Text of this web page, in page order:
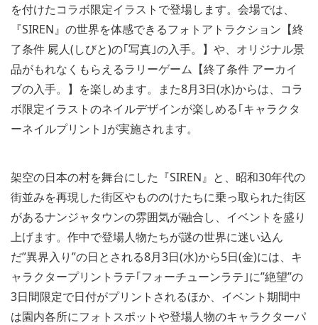
を付けたコラボ限定イラストで登場します。会場では、
『SIREN』の世界を体感できるフォトアトラクション【終
了条件 屍人(しびと)の｢写真｣の入手。】や、オリジナル景
品がもれなくもらえるラリーゲーム【終了条件 アーカイ
ブの入手。】を楽しめます。また8月3日(水)からは、コラ
ボ限定イラストのネイルデザインが楽しめる｢キャラクタ
ーネイルプリント｣が実施されます。
架空の日本の村を舞台にした『SIREN』と、昭和30年代の
街並みを再現した街区やもののけたちに乗っ取られた街区
があるナンジャタウンの雰囲気が融合し、イベントを盛り
上げます。作中で登場人物たちが謎の世界に迷い込ん
だ”異界入り”の日とされる8月3日(水)から5日(金)には、キ
ャラクタープリントラテ｢フォーチューンラテ｣に”絶望”の
3日間限定で日付がプリントされるほか、イベント期間中
は園内各所にフォトスポットや登場人物のキャラクターパ